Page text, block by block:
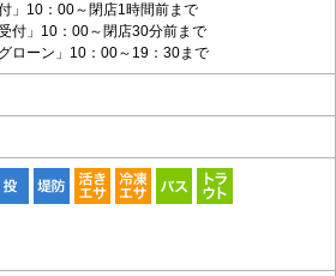
」10：00～閉店1時間前まで
付」10：00～閉店30分前まで
グローン」10：00～19：30まで